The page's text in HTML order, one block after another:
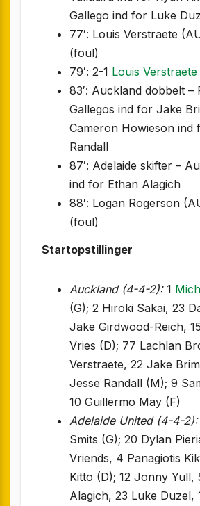
Gallego ind for Luke
77′: Louis Verstraete
(foul)
79′: 2-1 Louis Verstraete
83′: Auckland dobbelt –
Gallegos ind for Jake
Cameron Howieson ind
Randall
87′: Adelaide skifter –
ind for Ethan Alagich
88′: Logan Rogerson
(foul)
Startopstillinger
Auckland (4-4-2):1
(G); 2 Hiroki Sakai, 23
Jake Girdwood-Reich,
Vries (D); 77 Lachlan
Verstraete, 22 Jake
Jesse Randall (M); 9
10 Guillermo May (F)
Adelaide United (4-4-2):
Smits (G); 20 Dylan
Vriends, 4 Panagiotis
Kitto (D); 12 Jonny Yull,
Alagich, 23 Luke Duzel,